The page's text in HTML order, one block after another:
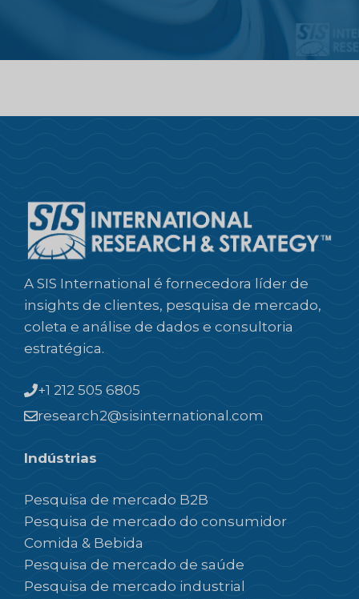
A SIS International é fornecedora líder de
insights de clientes, pesquisa de mercado,
coleta e análise de dados e consultoria
estratégica.
+1 212 505 6805
research2@sisinternational.com
Indústrias
Pesquisa de mercado B2B
Pesquisa de mercado do consumidor
Comida & Bebida
Pesquisa de mercado de saúde
Pesquisa de mercado industrial